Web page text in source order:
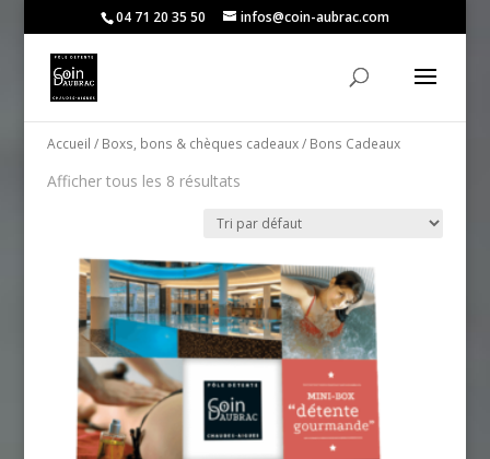
04 71 20 35 50 infos@coin-aubrac.com
Accueil / Boxs, bons & chèques cadeaux/ Bons Cadeaux
Afficher tous les 8 résultats